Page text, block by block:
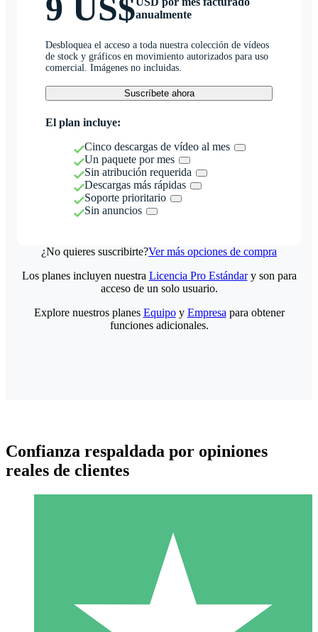
9 US$anualmente
Desbloquea el acceso a toda nuestra colección de vídeos
de stock y gráficos en movimiento autorizados para uso
comercial. Imágenes no incluidas.
Suscríbete ahora
El plan incluye:
Cinco descargas de vídeo al mes
Un paquete por mes
Sin atribución requerida
Descargas más rápidas
Soporte prioritario
Sin anuncios
¿No quieres suscribirte?Ver más opciones de compra
Paquetes de Créditos Individuales
Paga según el uso con créditos de descarga. Sin compromiso
Los planes incluyen nuestra Licencia Pro Estándary son para
acceso de un solo usuario.
Explore nuestros planes Equipoy Empresa para obtener
funciones adicionales.
Confianza respaldada por opiniones
reales de clientes